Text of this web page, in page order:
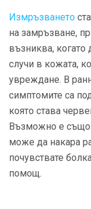
Измръзването
на замръзване,
възниква, когато
случи в кожата,
увреждане. В
симптомите са
която става
Възможно е също
може да накара
почувствате
помощ.